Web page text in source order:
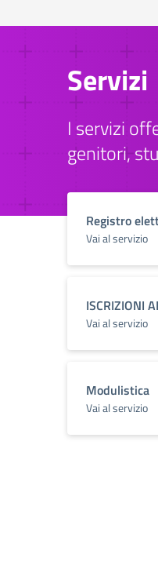
Servizi
I servizi
genitori,
Registro
Vai al servizio
ISCRIZIONI
Vai al servizio
Modulistica
Vai al servizio